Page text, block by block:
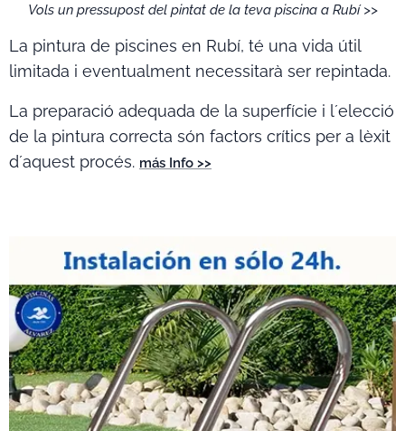
Vols un pressupost del pintat de la teva piscina a Rubí >>
La pintura de piscines en Rubí, té una vida útil
limitada i eventualment necessitarà ser repintada.
La preparació adequada de la superfície i l´elecció
de la pintura correcta són factors crítics per a lèxit
d´aquest procés. más Info >>